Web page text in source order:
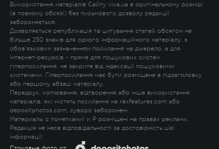
Використання матеріалів Сайту viva.ua в оригінальному розмірі
(в повному обсязі) без письмового дозволу редакції
забороняється.
Дозволяється републікація та цитування статей обсягом не
більше 250 знаків для одного інформаційного матеріалу, з
обов'язковим зазначенням посилання на джерело, а для
Інтернет-ресурсів – пряме для пошукових систем
гіперпосилання, не закрите від індексації пошуковими
системами. Гіперпосилання має бути розміщене в підзаголовку
або першому абзаці матеріалу.
Передрук, копіювання, відтворення або інше використання
матеріалів, які містять посилання на rexfeatures.com або
depositphotos.com, суворо заборонені.
Материалы с пометками! и P розміщені на правах реклами.
Редакція не несе відповідальності за достовірність цієї
інформації.